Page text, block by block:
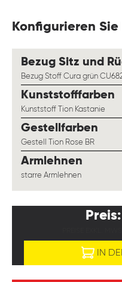
Konfigurieren
Bezug Sitz und
Bezug Stoff Cura grün
Kunststofffarben
Kunststoff Tion Kastanie
Gestellfarben
Gestell Tion Rose BR
Armlehnen
starre Armlehnen
IN